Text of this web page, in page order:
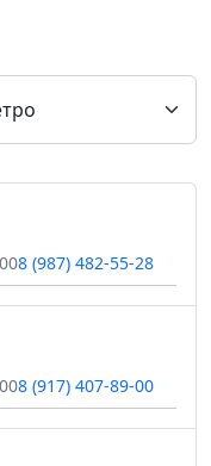
8 (987) 482-55-28
8 (917) 407-89-00